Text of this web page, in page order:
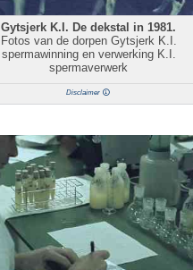
Gytsjerk K.I. De dekstal in 1981.
Fotos van de dorpen Gytsjerk K.I.
spermawinning en verwerking K.I.
spermaverwerk
Disclaimer